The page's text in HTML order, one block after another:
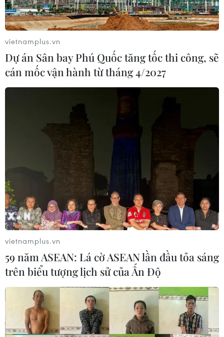
TIN CÙNG CHUYÊN MỤC
vietnamplus.vn
Dự án Sân bay Phú Quốc tăng tốc thi công, sẽ
cán mốc vận hành từ tháng 4/2027
vietnamplus.vn
59 năm ASEAN: Lá cờ ASEAN lần đầu tỏa sáng
trên biểu tượng lịch sử của Ấn Độ